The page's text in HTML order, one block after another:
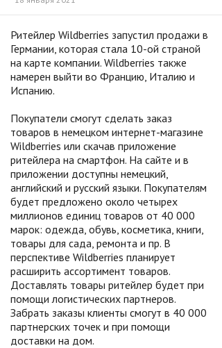
Ритейлер Wildberries запустил продажи в
Германии, которая стала 10-ой страной
на карте компании. Wildberries также
намерен выйти во Францию, Италию и
Испанию.
Покупатели смогут сделать заказ
товаров в немецком интернет-магазине
Wildberries или скачав приложение
ритейлера на смартфон. На сайте и в
приложении доступны немецкий,
английский и русский языки. Покупателям
будет предложено около четырех
миллионов единиц товаров от 40 000
марок: одежда, обувь, косметика, книги,
товары для сада, ремонта и пр. В
перспективе Wildberries планирует
расширить ассортимент товаров.
Доставлять товары ритейлер будет при
помощи логистических партнеров.
Забрать заказы клиенты смогут в 40 000
партнерских точек и при помощи
доставки на дом.